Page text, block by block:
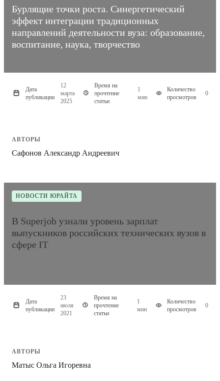
Бурлящие точки роста. Синергетический
эффект интеграции традиционных
направлений деятельности вуза: образование,
воспитание, наука, творчество
Дата
публикации
12
марта
2025
Время на
прочтение
статьи
1
мин
Количество
просмотров
0
АВТОРЫ
Сафонов Александр Андреевич
НОВОСТИ ЮРАЙТА
В Superjob узнали уровень зарплат
выпускников российских технических вузов в
сфере IT
Дата
публикации
23
июля
2021
Время на
прочтение
статьи
1
мин
Количество
просмотров
0
АВТОРЫ
Матыс Ольга Игоревна